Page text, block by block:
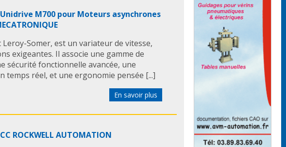
M700 pour Moteurs asynchrones
Leroy-Somer, est un variateur de vitesse,
exigeantes. Il associe une gamme de
sécurité fonctionnelle avancée, une
temps réel, et une ergonomie pensée [...]
En savoir plus
ROCKWELL AUTOMATION